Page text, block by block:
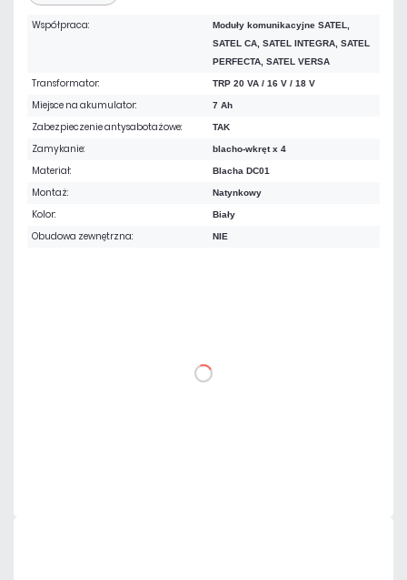
Współpraca:
Moduły komunikacyjne SATEL,
SATEL CA, SATEL INTEGRA, SATEL
PERFECTA, SATEL VERSA
Transformator: TRP 20 VA / 16 V / 18 V
Miejsce na akumulator: 7 Ah
Zabezpieczenie antysabotażowe: TAK
Zamykanie: blacho-wkręt x 4
Materiał: Blacha DC01
Montaż: Natynkowy
Kolor: Biały
Obudowa zewnętrzna: NIE
DO KOSZYKA